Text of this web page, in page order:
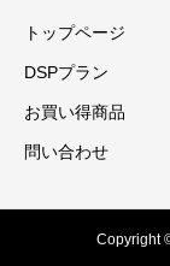
トップページ
DSPプラン
お買い得商品
問い合わせ
Copyright